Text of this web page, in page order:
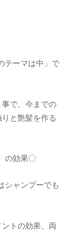
テーマは中」で
で、今までの
と艶髪を作る
の効果〇
シャンプーでも
トの効果、両